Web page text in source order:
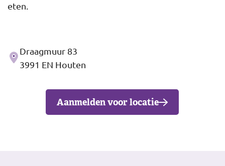
eten.
Adres
Draagmuur 83
3991 EN Houten
Aanmelden voor locatie